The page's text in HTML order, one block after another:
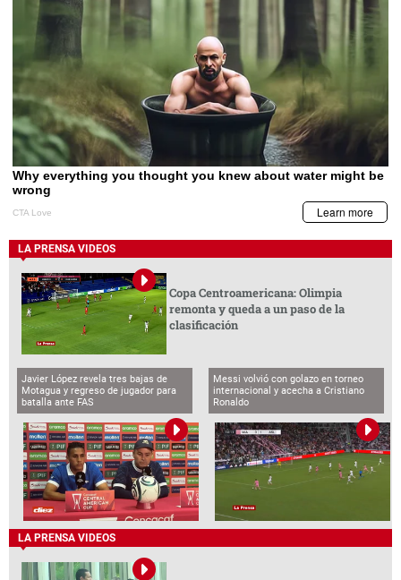
LA PRENSA VIDEOS
Copa Centroamericana: Olimpia
remonta y queda a un paso de la
clasificación
Javier López revela tres bajas de
Motagua y regreso de jugador para
batalla ante FAS
Messi volvió con golazo en torneo
internacional y acecha a Cristiano
Ronaldo
LA PRENSA VIDEOS